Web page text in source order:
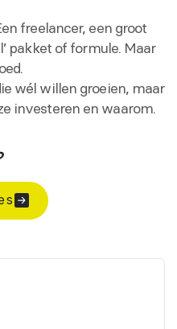
freelancer, een groot
pakket of formule. Maar
wél willen groeien, maar
investeren en waarom.